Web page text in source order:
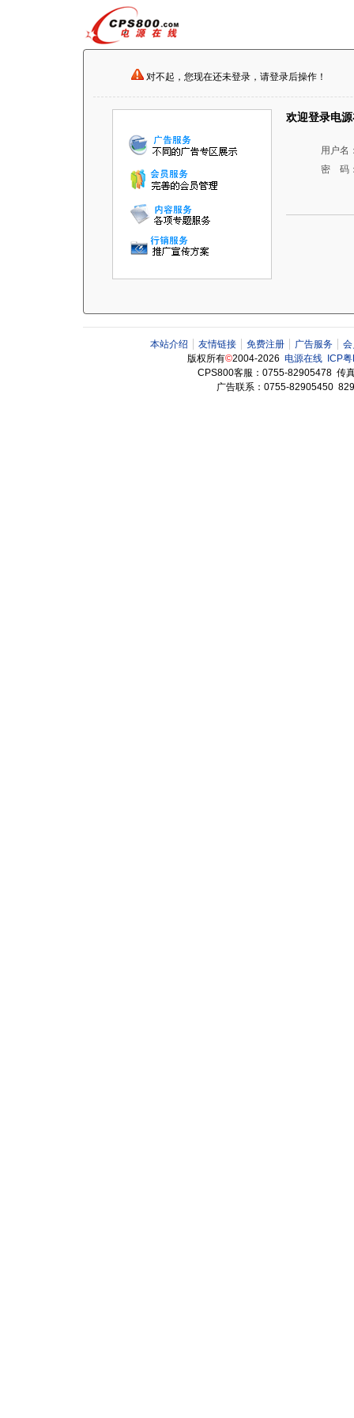
对不起，您现在还未登录，请登录后操作！
欢迎登录电
用户名
密 码
本站介绍 友情链接 免费注册 广告服务
版权所有©2004-2026 电源在线
ICP
CPS800客服：0755-82905478 传
广告联系：0755-82905450